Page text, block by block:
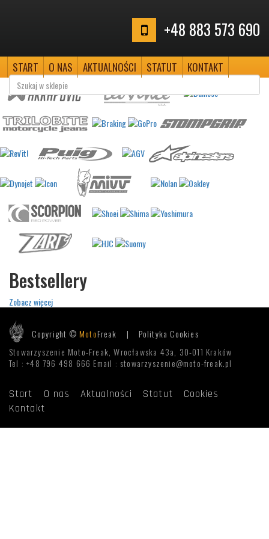
+48 883 573 690
START O NAS AKTUALNOŚCI STATUT KONTAKT
Bestsellery
Zobacz więcej
Copyright ©MotoFreak | Polityka Cookies
Stowarzyszenie Moto-Freak, Wrocławska 43a, 30-011 Kraków
Tel : +48 796 498 666 Email : stowarzyszenie@moto-freak.pl
Start O nas Aktualności Statut
Cookies
Kontakt